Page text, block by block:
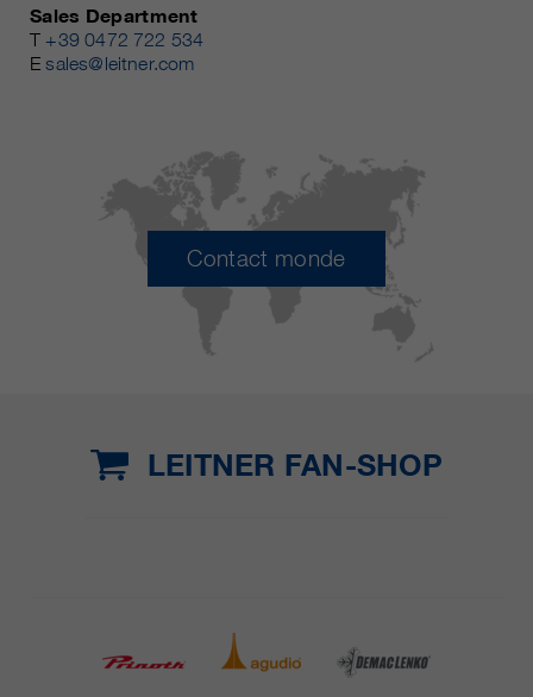
Sales Department
T +39 0472 722 534
Esales@leitner.com
Contact monde
LEITNER FAN-SHOP